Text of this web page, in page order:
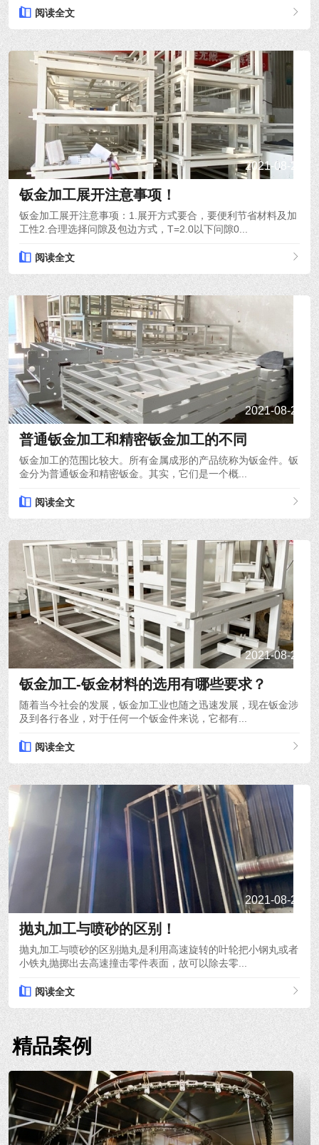
阅读全文
2021-08-26
钣金加工展开注意事项！
钣金加工展开注意事项：1.展开方式要合，要便利节省材料及加
工性2.合理选择问隙及包边方式，T=2.0以下问隙0...
阅读全文
2021-08-24
普通钣金加工和精密钣金加工的不同
钣金加工的范围比较大。所有金属成形的产品统称为钣金件。钣
金分为普通钣金和精密钣金。其实，它们是一个概...
阅读全文
2021-08-22
钣金加工-钣金材料的选用有哪些要求？
随着当今社会的发展，钣金加工业也随之迅速发展，现在钣金涉
及到各行各业，对于任何一个钣金件来说，它都有...
阅读全文
2021-08-20
抛丸加工与喷砂的区别！
抛丸加工与喷砂的区别抛丸是利用高速旋转的叶轮把小钢丸或者
小铁丸抛掷出去高速撞击零件表面，故可以除去零...
阅读全文
精品案例